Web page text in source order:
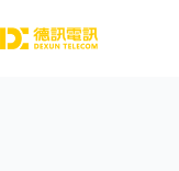
过
内